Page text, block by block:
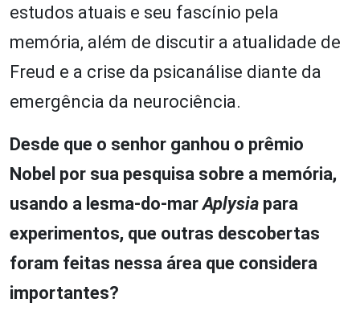
estudos atuais e seu fascínio pela
memória, além de discutir a atualidade de
Freud e a crise da psicanálise diante da
emergência da neurociência.
Desde que o senhor ganhou o prêmio
Nobel por sua pesquisa sobre a memória,
usando a lesma-do-marAplysia para
experimentos, que outras descobertas
foram feitas nessa área que considera
importantes?